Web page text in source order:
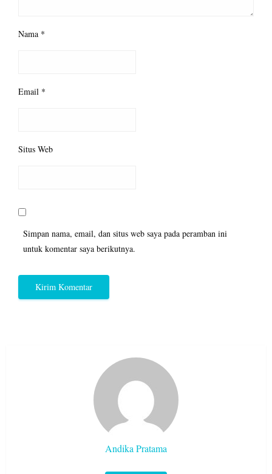
Nama *
Email *
Situs Web
Simpan nama, email, dan situs web saya pada peramban ini
untuk komentar saya berikutnya.
Andika Pratama